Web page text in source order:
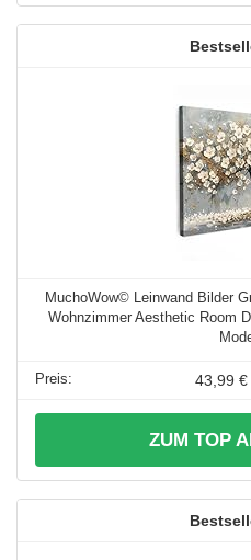
MuchoWow© Leinwand Bilder
Wohnzimmer Aesthetic Room
43,99 €
ZUM TOP